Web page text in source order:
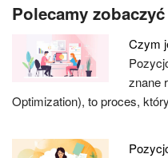
Polecamy zobaczyć
Czym
znane
Optimization), to proces,